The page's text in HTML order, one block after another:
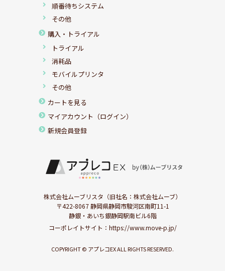
順番待ちシステム
その他
購入・トライアル
トライアル
消耗品
モバイルプリンタ
その他
カートを見る
マイアカウント（ログイン）
新規会員登録
株式会社ムーブリスタ（旧社名：株式会社ムーブ）
〒422-8067 静岡県静岡市駿河区南町11-1
静銀・あいち銀静岡駅南ビル6階
コーポレイトサイト： https://www.move-p.jp/
COPYRIGHT © アプレコEX ALL RIGHTS RESERVED.